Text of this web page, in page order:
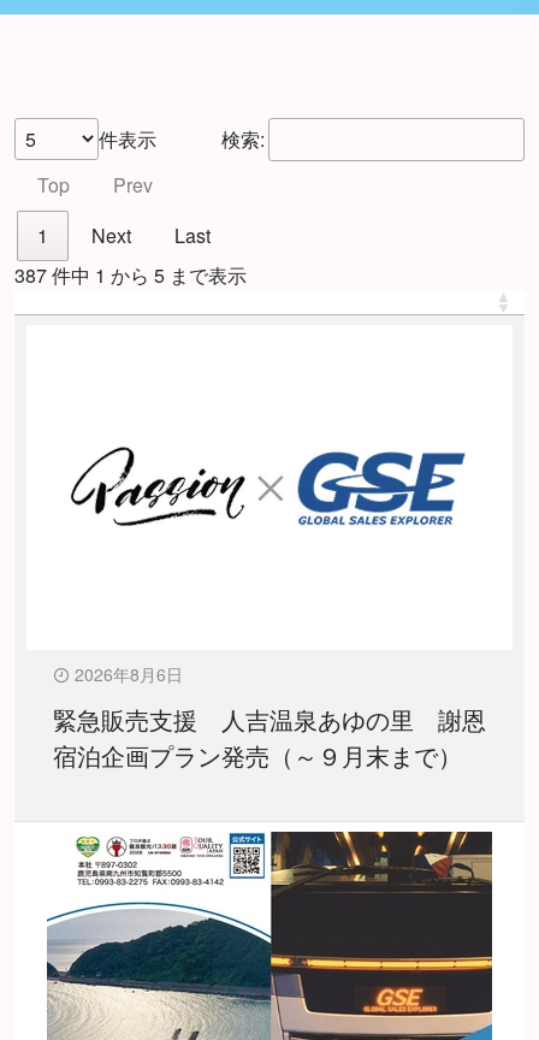
件表示
検索:
Top
Prev
1
Next
Last
387 件中 1 から 5 まで表示
2026年8月6日
緊急販売支援 人吉温泉あゆの里 謝恩
宿泊企画プラン発売（～９月末まで）